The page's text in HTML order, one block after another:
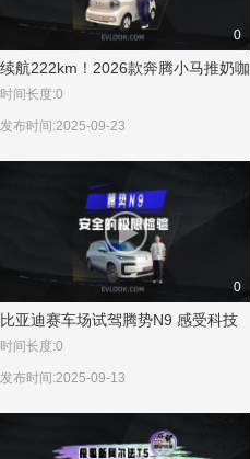
0
续航222km！2026款奔腾小马推奶咖
时间长度:0
发布时间:2025-09-23
0
比亚迪赛车场试驾腾势N9 感受科技
时间长度:0
发布时间:2025-09-13